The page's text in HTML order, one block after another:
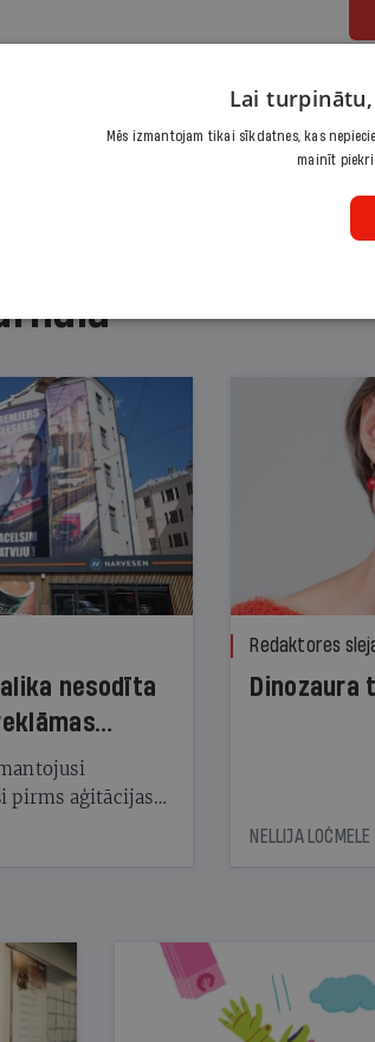
nesodīta
pirms aģitācijas
kas
Redaktores
Dinozaura
NELLIJA LOČMELE
Lai
Mēs izmantojam tikai sīkdatnes, kas
mainīt